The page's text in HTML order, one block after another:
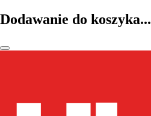
Dodawanie do koszyka...